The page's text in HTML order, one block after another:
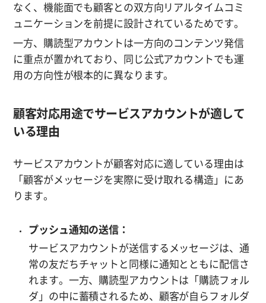
なく、機能面でも顧客との双方向リアルタイムコミ
ュニケーションを前提に設計されているためです。
一方、購読型アカウントは一方向のコンテンツ発信
に重点が置かれており、同じ公式アカウントでも運
用の方向性が根本的に異なります。
顧客対応用途でサービスアカウントが適して
いる理由
サービスアカウントが顧客対応に適している理由は
「顧客がメッセージを実際に受け取れる構造」にあ
ります。
プッシュ通知の送信：
サービスアカウントが送信するメッセージは、通
常の友だちチャットと同様に通知とともに配信さ
れます。一方、購読型アカウントは「購読フォル
ダ」の中に蓄積されるため、顧客が自らフォルダ